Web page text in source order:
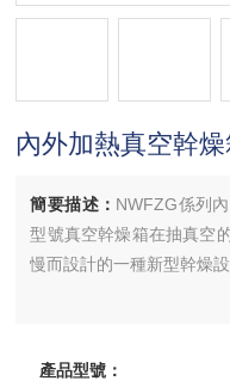
內外加熱真空幹燥
簡要描述： NWFZG係列
型號真空幹燥箱在抽真空
慢而設計的一種新型幹燥設
產品型號：